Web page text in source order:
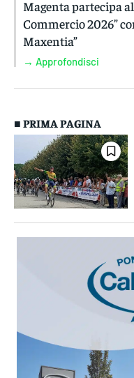
Magenta partecipa
Commercio 2026”
Maxentia”
→ Approfondisci
■ PRIMA PAGINA